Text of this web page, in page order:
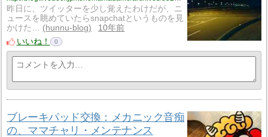
昨日に、ツイッターを少し覚えたわけだが、ニ
ュースを眺めていたらsnapchatというものを見
かけた…
hunnu-blog
10年前
いいね！
0
ブレーキパッド交換：メカニック音痴
の、ママチャリ・メンテナンス